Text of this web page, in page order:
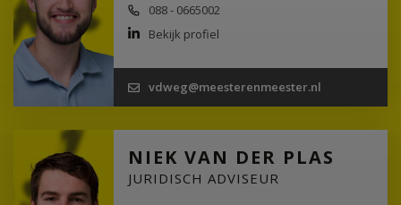
088 - 0665002
Bekijk profiel
vdweg@meesterenmeester.nl
NIEK VAN DER PLAS
JURIDISCH ADVISEUR